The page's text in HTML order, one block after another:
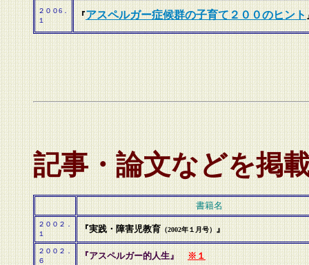
２００6．
１
『アスペルガー症候群の子育て２００のヒント
記事・論文などを掲
書籍名
２００２．
１
『実践・障害児教育（2002年１月号）』
２００２．
６
『アスペルガー的人生』※１